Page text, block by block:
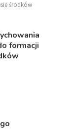
środków
formacji